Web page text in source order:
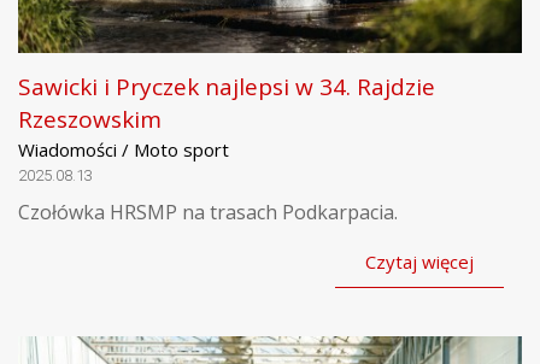
Sawicki i Pryczek najlepsi w 34. Rajdzie
Rzeszowskim
Wiadomości / Moto sport
2025.08.13
Czołówka HRSMP na trasach Podkarpacia.
Czytaj więcej